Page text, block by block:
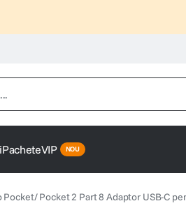
PacheteVIP
Pocket/ Pocket 2 Part 8 Adaptor USB-C